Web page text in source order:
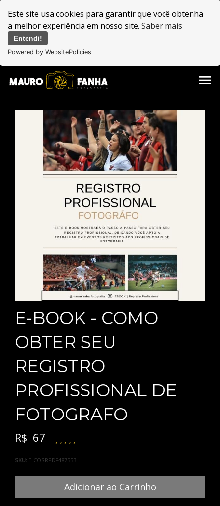
Este site usa cookies para garantir que você obtenha
a melhor experiência em nosso site. Saber mais
Entendi!
Powered by WebsitePolicies
menu
E-BOOK - COMO
OBTER SEU
REGISTRO
PROFISSIONAL DE
FOTOGRAFO
R$ 67
SKU: E-COSRPDF487553
Adicionar ao Carrinho